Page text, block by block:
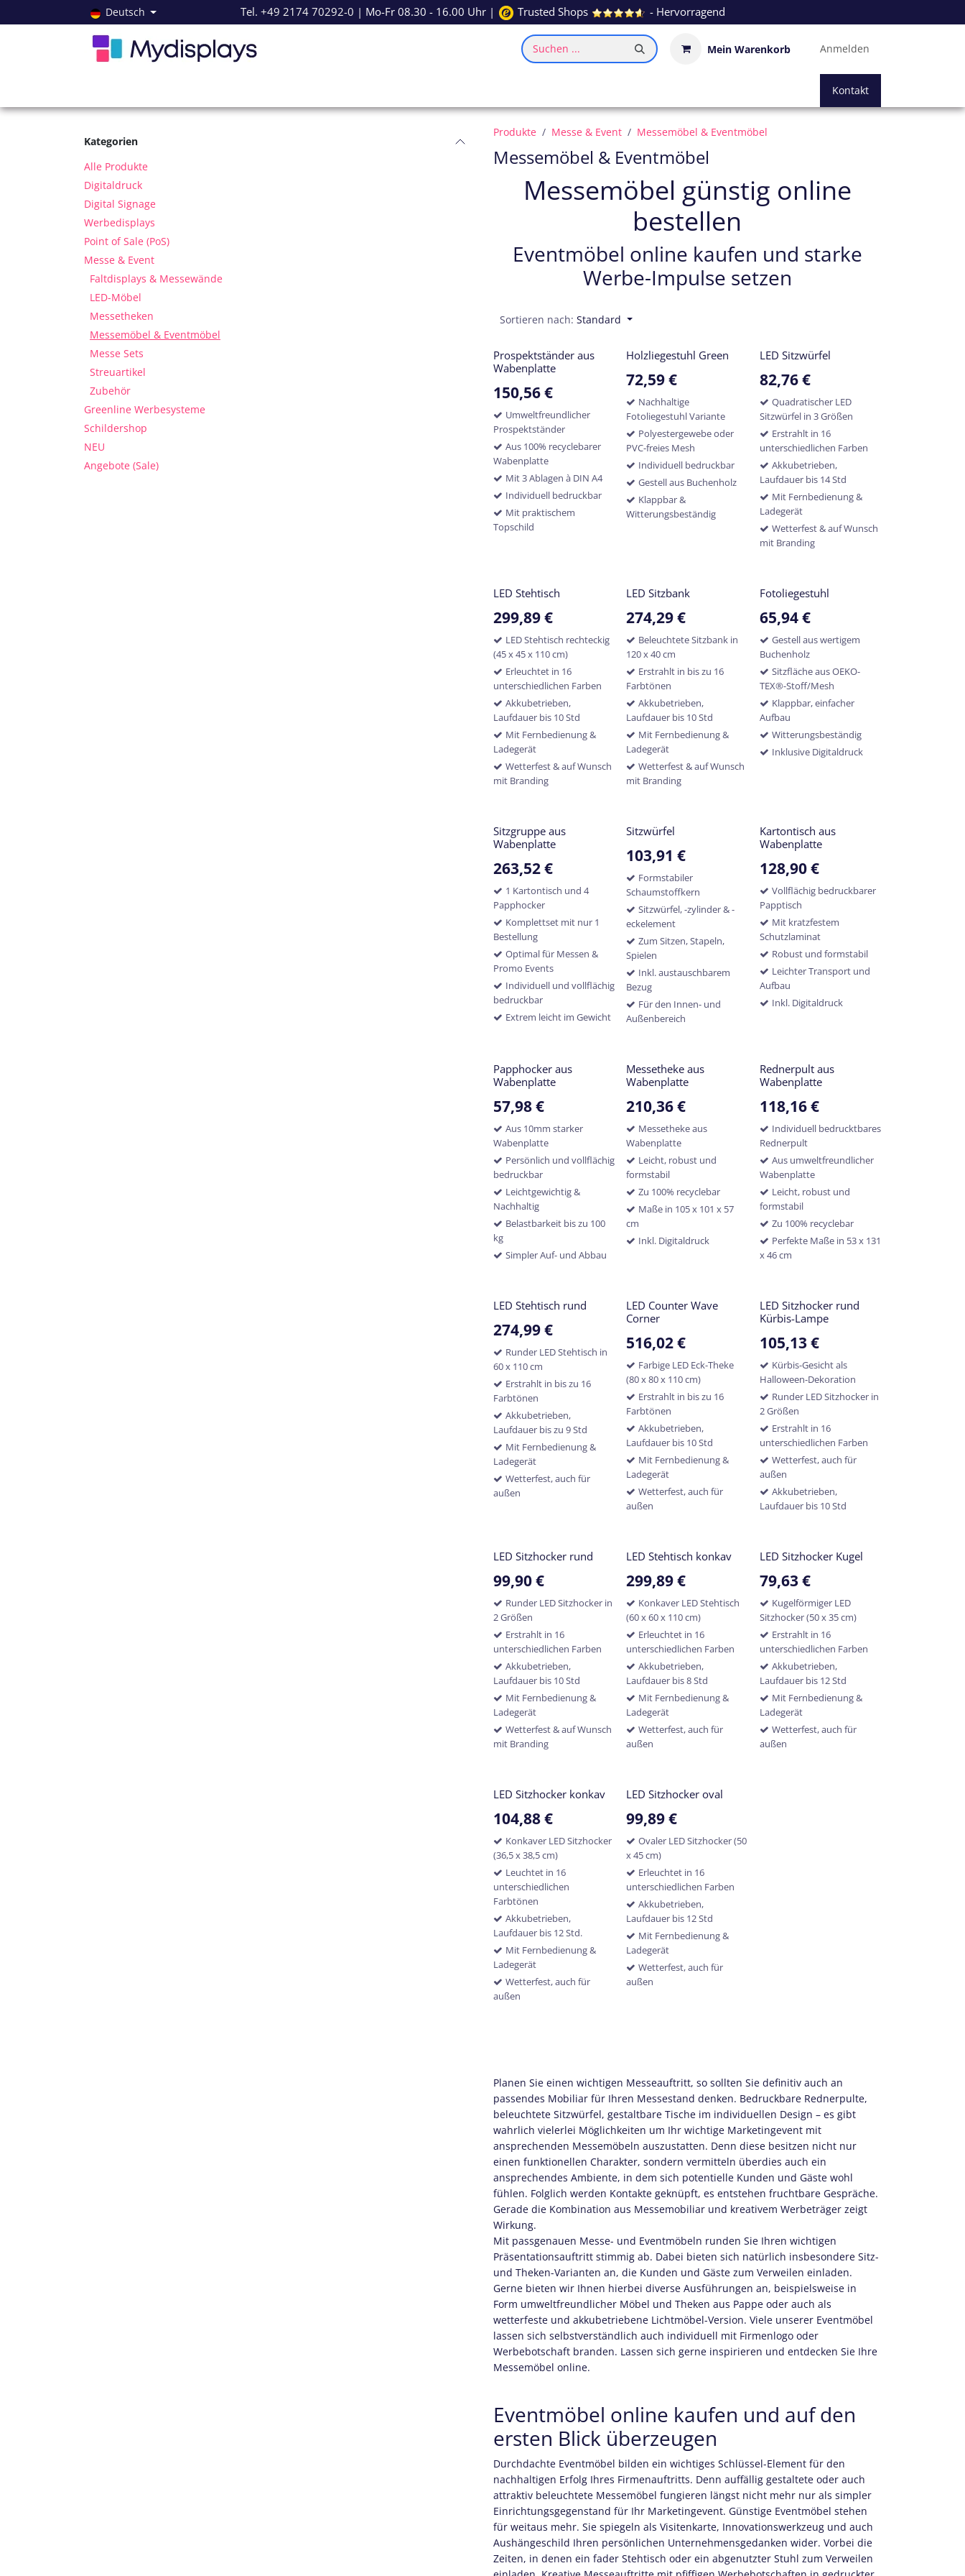
Zum Inhalt springen Deutsch Tel. +49 2174 70292-0 | Mo-Fr 08.30 - 16.00 Uhr | Trusted Shops - Hervorragend
Suchen ... Mein Warenkorb Anmelden
Kontakt
Kategorien
Alle Produkte
Digitaldruck
Digital Signage
Werbedisplays
Point of Sale (PoS)
Messe & Event
Faltdisplays & Messewände
LED-Möbel
Messetheken
Messemöbel & Eventmöbel
Messe Sets
Streuartikel
Zubehör
Greenline Werbesysteme
Schildershop
NEU
Angebote (Sale)
Produkte Messe & Event Messemöbel & Eventmöbel
Messemöbel & Eventmöbel
Messemöbel günstig online
bestellen
Eventmöbel online kaufen und starke
Werbe-Impulse setzen
Sortieren nach: Standard
Prospektständer aus
Wabenplatte
150,56€
Umweltfreundlicher
Prospektständer
Aus 100% recyclebarer
Wabenplatte
Mit 3 Ablagen à DIN A4
Individuell bedruckbar
Mit praktischem
Topschild
Holzliegestuhl Green
72,59€
Nachhaltige
Fotoliegestuhl Variante
Polyestergewebe oder
PVC-freies Mesh
Individuell bedruckbar
Gestell aus Buchenholz
Klappbar &
Witterungsbeständig
LED Sitzwürfel
82,76€
Quadratischer LED
Sitzwürfel in 3 Größen
Erstrahlt in 16
unterschiedlichen Farben
Akkubetrieben,
Laufdauer bis 14 Std
Mit Fernbedienung &
Ladegerät
Wetterfest & auf Wunsch
mit Branding
LED Stehtisch
299,89€
LED Stehtisch rechteckig
(45 x 45 x 110 cm)
Erleuchtet in 16
unterschiedlichen Farben
Akkubetrieben,
Laufdauer bis 10 Std
Mit Fernbedienung &
Ladegerät
Wetterfest & auf Wunsch
mit Branding
LED Sitzbank
274,29€
Beleuchtete Sitzbank in
120 x 40 cm
Erstrahlt in bis zu 16
Farbtönen
Akkubetrieben,
Laufdauer bis 10 Std
Mit Fernbedienung &
Ladegerät
Wetterfest & auf Wunsch
mit Branding
Fotoliegestuhl
65,94€
Gestell aus wertigem
Buchenholz
Sitzfläche aus OEKO-
TEX®-Stoff/Mesh
Klappbar, einfacher
Aufbau
Witterungsbeständig
Inklusive Digitaldruck
Sitzgruppe aus
Wabenplatte
263,52€
1 Kartontisch und 4
Papphocker
Komplettset mit nur 1
Bestellung
Optimal für Messen &
Promo Events
Individuell und vollflächig
bedruckbar
Extrem leicht im Gewicht
Sitzwürfel
103,91 €
Formstabiler
Schaumstoffkern
Sitzwürfel, -zylinder & -
eckelement
Zum Sitzen, Stapeln,
Spielen
Inkl. austauschbarem
Bezug
Für den Innen- und
Außenbereich
Kartontisch aus
Wabenplatte
128,90€
Vollflächig bedruckbarer
Papptisch
Mit kratzfestem
Schutzlaminat
Robust und formstabil
Leichter Transport und
Aufbau
Inkl. Digitaldruck
Papphocker aus
Wabenplatte
57,98€
Aus 10mm starker
Wabenplatte
Persönlich und vollflächig
bedruckbar
Leichtgewichtig &
Nachhaltig
Belastbarkeit bis zu 100
kg
Simpler Auf- und Abbau
Messetheke aus
Wabenplatte
210,36€
Messetheke aus
Wabenplatte
Leicht, robust und
formstabil
Zu 100% recyclebar
Maße in 105 x 101 x 57
cm
Inkl. Digitaldruck
Rednerpult aus
Wabenplatte
118,16€
Individuell bedrucktbares
Rednerpult
Aus umweltfreundlicher
Wabenplatte
Leicht, robust und
formstabil
Zu 100% recyclebar
Perfekte Maße in 53 x 131
x 46 cm
LED Stehtisch rund
274,99€
Runder LED Stehtisch in
60 x 110 cm
Erstrahlt in bis zu 16
Farbtönen
Akkubetrieben,
Laufdauer bis zu 9 Std
Mit Fernbedienung &
Ladegerät
Wetterfest, auch für
außen
LED Counter Wave
Corner
516,02€
Farbige LED Eck-Theke
(80 x 80 x 110 cm)
Erstrahlt in bis zu 16
Farbtönen
Akkubetrieben,
Laufdauer bis 10 Std
Mit Fernbedienung &
Ladegerät
Wetterfest, auch für
außen
LED Sitzhocker rund
Kürbis-Lampe
105,13€
Kürbis-Gesicht als
Halloween-Dekoration
Runder LED Sitzhocker in
2 Größen
Erstrahlt in 16
unterschiedlichen Farben
Wetterfest, auch für
außen
Akkubetrieben,
Laufdauer bis 10 Std
LED Sitzhocker rund
99,90€
Runder LED Sitzhocker in
2 Größen
Erstrahlt in 16
unterschiedlichen Farben
Akkubetrieben,
Laufdauer bis 10 Std
Mit Fernbedienung &
Ladegerät
Wetterfest & auf Wunsch
mit Branding
LED Stehtisch konkav
299,89€
Konkaver LED Stehtisch
(60 x 60 x 110 cm)
Erleuchtet in 16
unterschiedlichen Farben
Akkubetrieben,
Laufdauer bis 8 Std
Mit Fernbedienung &
Ladegerät
Wetterfest, auch für
außen
LED Sitzhocker Kugel
79,63€
Kugelförmiger LED
Sitzhocker (50 x 35 cm)
Erstrahlt in 16
unterschiedlichen Farben
Akkubetrieben,
Laufdauer bis 12 Std
Mit Fernbedienung &
Ladegerät
Wetterfest, auch für
außen
LED Sitzhocker konkav
104,88€
Konkaver LED Sitzhocker
(36,5 x 38,5 cm)
Leuchtet in 16
unterschiedlichen
Farbtönen
Akkubetrieben,
Laufdauer bis 12 Std.
Mit Fernbedienung &
Ladegerät
Wetterfest, auch für
außen
LED Sitzhocker oval
99,89€
Ovaler LED Sitzhocker (50
x 45 cm)
Erleuchtet in 16
unterschiedlichen Farben
Akkubetrieben,
Laufdauer bis 12 Std
Mit Fernbedienung &
Ladegerät
Wetterfest, auch für
außen
Planen Sie einen wichtigen Messeauftritt, so sollten Sie definitiv auch an
passendes Mobiliar für Ihren Messestand denken. Bedruckbare Rednerpulte,
beleuchtete Sitzwürfel, gestaltbare Tische im individuellen Design – es gibt
wahrlich vielerlei Möglichkeiten um Ihr wichtige Marketingevent mit
ansprechenden Messemöbeln auszustatten. Denn diese besitzen nicht nur
einen funktionellen Charakter, sondern vermitteln überdies auch ein
ansprechendes Ambiente, in dem sich potentielle Kunden und Gäste wohl
fühlen. Folglich werden Kontakte geknüpft, es entstehen fruchtbare Gespräche.
Gerade die Kombination aus Messemobiliar und kreativem Werbeträger zeigt
Wirkung.
Mit passgenauen Messe- und Eventmöbeln runden Sie Ihren wichtigen
Präsentationsauftritt stimmig ab. Dabei bieten sich natürlich insbesondere Sitz-
und Theken-Varianten an, die Kunden und Gäste zum Verweilen einladen.
Gerne bieten wir Ihnen hierbei diverse Ausführungen an, beispielsweise in
Form umweltfreundlicher Möbel und Theken aus Pappe oder auch als
wetterfeste und akkubetriebene Lichtmöbel-Version. Viele unserer Eventmöbel
lassen sich selbstverständlich auch individuell mit Firmenlogo oder
Werbebotschaft branden. Lassen sich gerne inspirieren und entdecken Sie Ihre
Messemöbel online.
Eventmöbel online kaufen und auf den
ersten Blick überzeugen
Durchdachte Eventmöbel bilden ein wichtiges Schlüssel-Element für den
nachhaltigen Erfolg Ihres Firmenauftritts. Denn auffällig gestaltete oder auch
attraktiv beleuchtete Messemöbel fungieren längst nicht mehr nur als simpler
Einrichtungsgegenstand für Ihr Marketingevent. Günstige Eventmöbel stehen
für weitaus mehr. Sie spiegeln als Visitenkarte, Innovationswerkzeug und auch
Aushängeschild Ihren persönlichen Unternehmensgedanken wider. Vorbei die
Zeiten, in denen ein fader Stehtisch oder ein abgenutzter Stuhl zum Verweilen